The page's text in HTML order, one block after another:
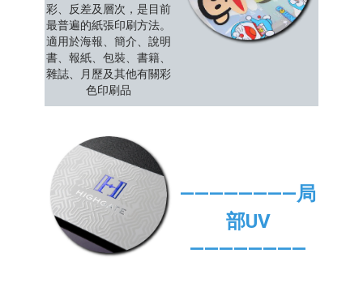
彩、反差及層次，是目前
最普遍的紙張印刷方法。
適用於海報、簡介、說明
書、報紙、包裝、書籍、
雜誌、月歷及其他有關彩
色印刷品
————————局
部UV
————————